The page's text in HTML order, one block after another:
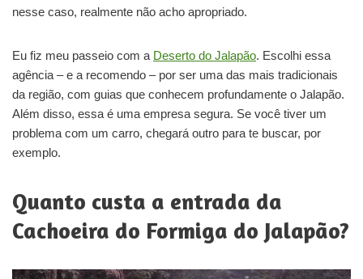
nesse caso, realmente não acho apropriado.
Eu fiz meu passeio com a Deserto do Jalapão. Escolhi essa
agência – e a recomendo – por ser uma das mais tradicionais
da região, com guias que conhecem profundamente o Jalapão.
Além disso, essa é uma empresa segura. Se você tiver um
problema com um carro, chegará outro para te buscar, por
exemplo.
Quanto custa a entrada da
Cachoeira do Formiga do Jalapão?